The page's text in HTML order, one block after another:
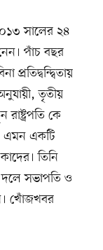
সালের ২৪
পাঁচ বছর
তৃতীয়
কে
এমন একটি
তিনি
সভাপতি ও
খোঁজখবর